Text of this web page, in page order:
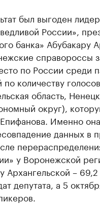
был выгоден
России»,
банка» Абубакару
справороссы
по России среди
по количеству
область,
округ),
Именно
данных в
у Воронежской
Архангельской –
депутата, а 5